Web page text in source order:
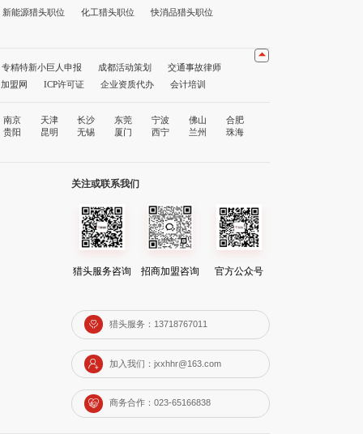
头公司前十名
重庆猎头公司前十名 深圳猎头公司前十名
新能源猎头职位 化工猎头职位 快消品猎头职位
专精特新小巨人申报 成都活动策划
交通事故律师
盟网
ICP许可证 企业资质代办 会计培训
南京 天津 长沙 东莞 宁波 佛山
合肥
贵阳
昆明 无锡 厦门 西宁 兰州 珠海
关注或联系我们
猎头服务咨询 招商加盟咨询 官方公众号
猎头服务：13718767011
加入我们：jxxhhr@163.com
商务合作：023-65166838